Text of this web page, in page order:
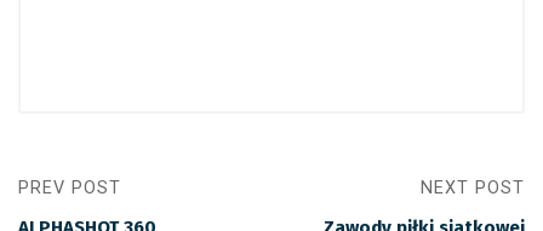
PREV POST NEXT POST